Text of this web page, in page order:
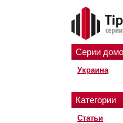
Серии
Украина
Категории
Статьи